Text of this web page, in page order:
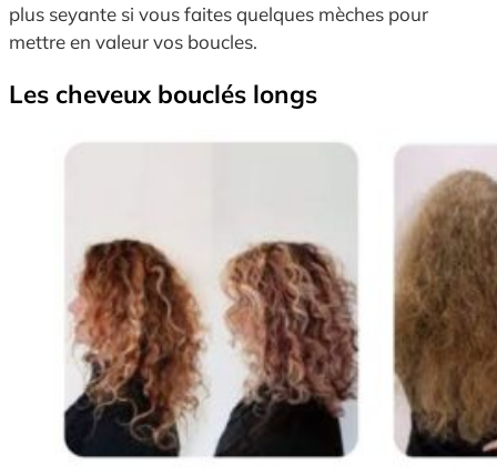
plus seyante si vous faites quelques mèches pour
mettre en valeur vos boucles.
Les cheveux bouclés longs